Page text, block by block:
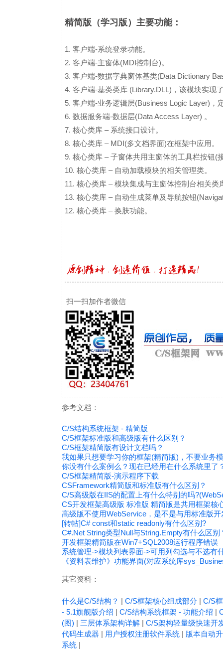
精简版（学习 版）主要功能：
1. 客户端-系统登录功能。
2. 客户端-主窗体(MDI控制台)。
3. 客户端-数据字典窗体基类(Data Dictionary
4. 客户端-基类类库 (Library.DLL)，该模块实现
5. 客户端-业务逻辑层(Business Logic Layer)，
6. 数据服务端-数据层(Data Access Layer) 。
7. 核心类库 – 系统接口设计。
8. 核心类库 – MDI(多文档界面)在框架中应用。
9. 核心类库 – 子窗体共用主窗体的工具栏按钮(
10. 核心类库 – 自动加载模块的相关管理类。
11. 核心类库 – 模块集成与主窗体控制台相关类
13. 核心类库 – 自动生成菜单及导航按钮
12. 核心类库 – 换肤功能。
扫一扫加作者微信
参考文档：
C/S结构系统框架 - 精简版
C/S框架标准版和高级版有什么区别？
C/S框架精简版有设计文档吗？
我如果只想要学习你的框架(精简版)，不要业务
你没有什么案例么？现在已经用在什么系统里了
C/S框架精简版-演示程序下载
CSFramework精简版和标准版有什么区别？
C/S高级版在IIS的配置上有什么特别的吗
CS开发框架高级版 标准版 精简版是共用框架核
高级版不使用WebService，是不是与用标准版
[转帖]C# const和static readonly有什么区别?
C#.Net String类型Null与String.Empty有什么区别
开发框架精简版在Win7+SQL2008运行程序错误
系统管理->模块列表界面->可用列勾选与不选有
《资料表维护》功能界面(对应系统库
其它资料：
什么是C/S结构？ | C/S框架核心组成部分 | C/S
- 5.1旗舰版介绍 | C/S结构系统框架 - 功能介绍 |
(图) | 三层体系架构详解 | C/S架构轻量级快速开
代码生成器 | 用户授权注册软件系统 | 版本自动
系统 |